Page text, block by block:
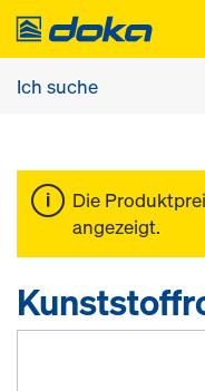
Die
angezeigt.